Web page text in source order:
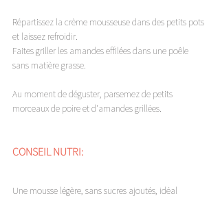
Répartissez la crème mousseuse dans des petits pots
et laissez refroidir.
Faites griller les amandes effilées dans une poêle
sans matière grasse.
Au moment de déguster, parsemez de petits
morceaux de poire et d'amandes grillées.
CONSEIL NUTRI:
Une mousse légère, sans sucres ajoutés, idéal